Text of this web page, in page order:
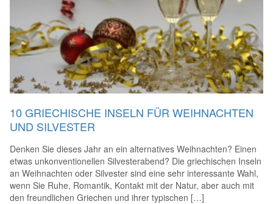
10 GRIECHISCHE INSELN FÜR WEIHNACHTEN
UND SILVESTER
Denken Sie dieses Jahr an ein alternatives Weihnachten? Einen
etwas unkonventionellen Silvesterabend? Die griechischen Inseln
an Weihnachten oder Silvester sind eine sehr interessante Wahl,
wenn Sie Ruhe, Romantik, Kontakt mit der Natur, aber auch mit
den freundlichen Griechen und ihrer typischen […]